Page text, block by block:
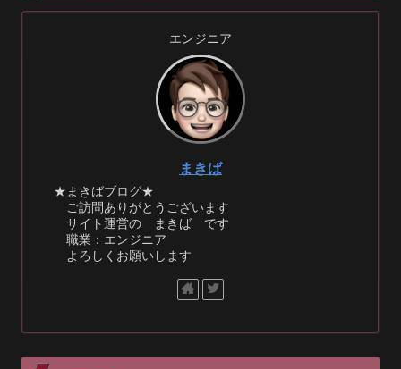
エンジニア
まきば
★まきばブログ★
ご訪問ありがとうございます
サイト運営の まきば です
職業：エンジニア
よろしくお願いします